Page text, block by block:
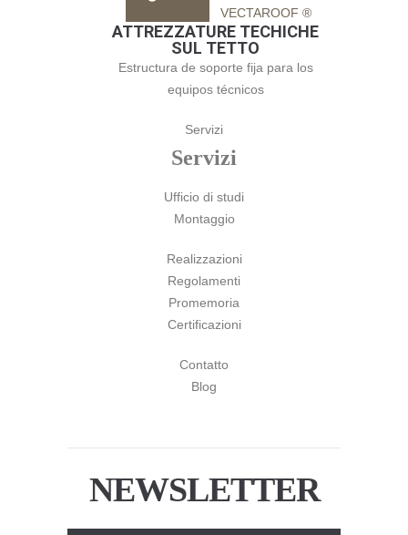
VECTAROOF ®
ATTREZZATURE TECHICHE
SUL TETTO
Estructura de soporte fija para los
equipos técnicos
Servizi
Servizi
Ufficio di studi
Montaggio
Realizzazioni
Regolamenti
Promemoria
Certificazioni
Contatto
Blog
NEWSLETTER